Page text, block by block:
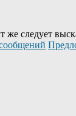
же следует